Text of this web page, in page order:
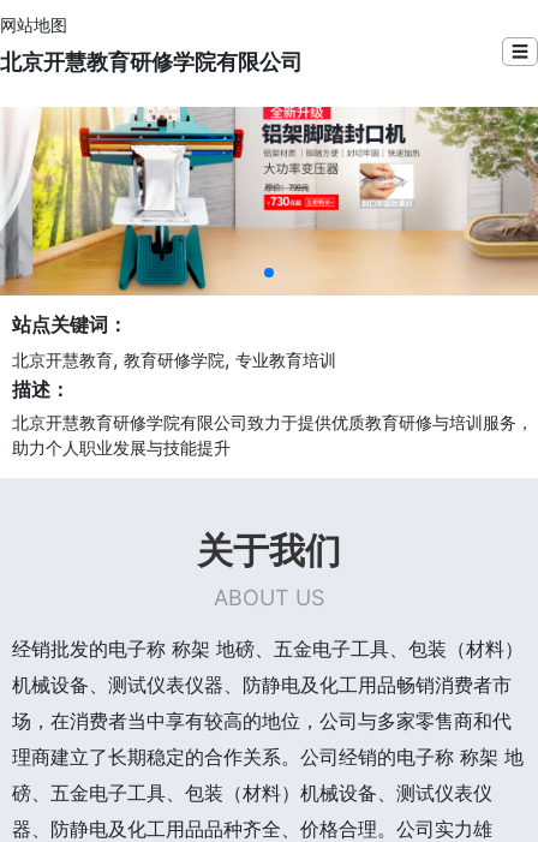
网站地图
北京开慧教育研修学院有限公司 ☰
站点关键词：
北京开慧教育, 教育研修学院, 专业教育培训
描述：
北京开慧教育研修学院有限公司致力于提供优质教育研修与培训服务，
助力个人职业发展与技能提升
关于我们
ABOUT US
经销批发的电子称 称架 地磅、五金电子工具、包装（材料）
机械设备、测试仪表仪器、防静电及化工用品畅销消费者市
场，在消费者当中享有较高的地位，公司与多家零售商和代
理商建立了长期稳定的合作关系。公司经销的电子称 称架 地
磅、五金电子工具、包装（材料）机械设备、测试仪表仪
器、防静电及化工用品品种齐全、价格合理。公司实力雄